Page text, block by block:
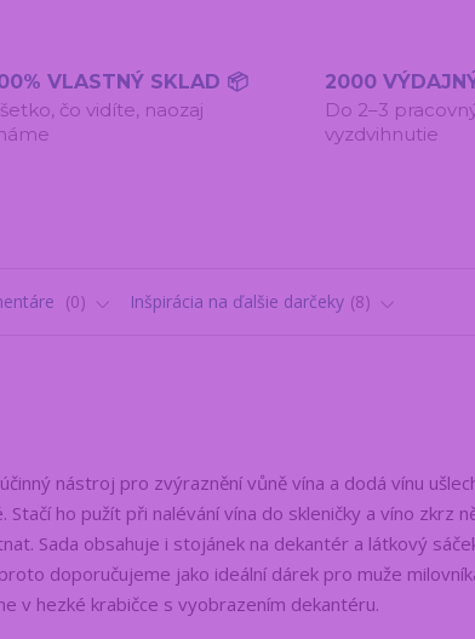
VLASTNÝ SKLAD 📦
čo vidíte, naozaj
2000
Do 2–3
vyzdvihnutie
0 Inšpirácia na ďalšie darčeky 8
nástroj pro zvýraznění vůně vína a dodá vínu
ho pužít při nalévání vína do skleničky a víno zkrz
Sada obsahuje i stojánek na dekantér a látkový
proto doporučujeme jako ideální dárek pro muže
v hezké krabičce s vyobrazením dekantéru.